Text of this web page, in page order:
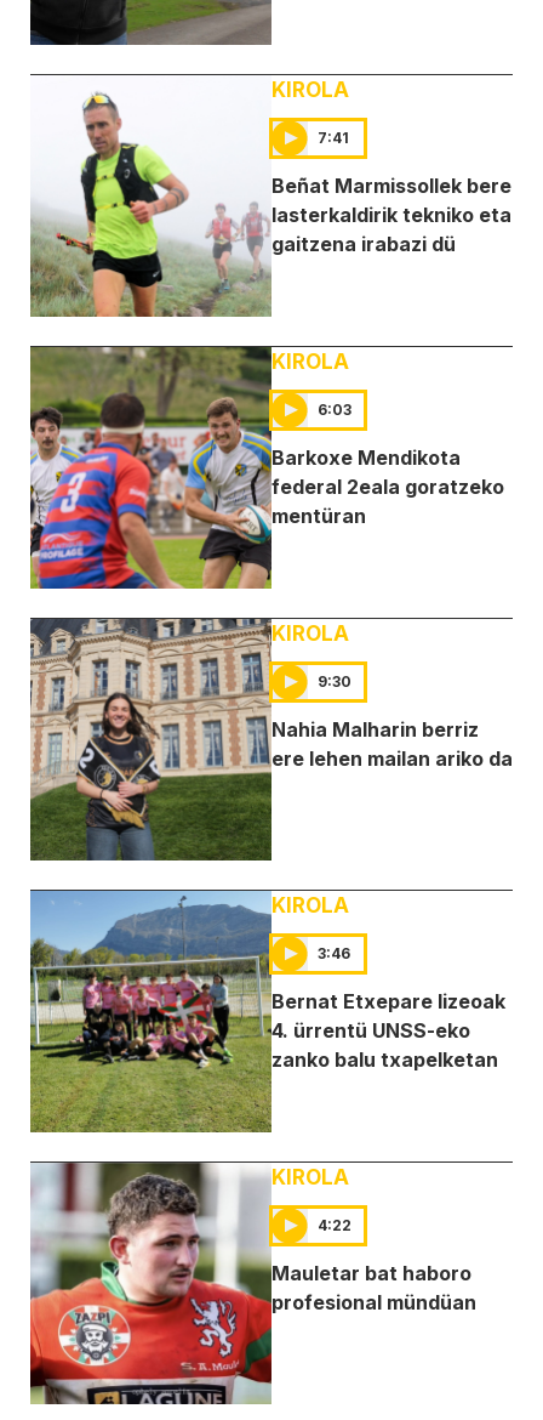
KIROLA
7:41
Beñat Marmissollek bere
lasterkaldirik tekniko eta
gaitzena irabazi dü
KIROLA
6:03
Barkoxe Mendikota
federal 2eala goratzeko
mentüran
KIROLA
9:30
Nahia Malharin berriz
ere lehen mailan ariko da
KIROLA
3:46
Bernat Etxepare lizeoak
4. ürrentü UNSS-eko
zanko balu txapelketan
KIROLA
4:22
Mauletar bat haboro
profesional mündüan